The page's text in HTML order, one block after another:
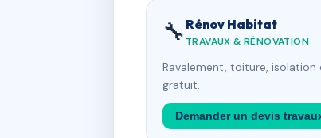
🔧 Rénov Habitat
TRAVAUX & RÉNOVATION
Ravalement, toiture, isolation
gratuit.
Demander un devis